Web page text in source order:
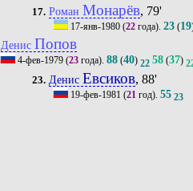
17. Роман Монарёв, 79'
17-янв-1980 (22 года).23 (19
Денис Попов
4-фев-1979(23года). 88(40) 22 58(37)
23. Денис Евсиков, 88'
19-фев-1981 (21 год).55 23